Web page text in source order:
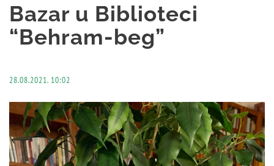
Bazar u Biblioteci
“Behram-beg”
28.08.2021. 10:02